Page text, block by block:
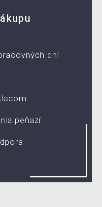
dní
peňazí